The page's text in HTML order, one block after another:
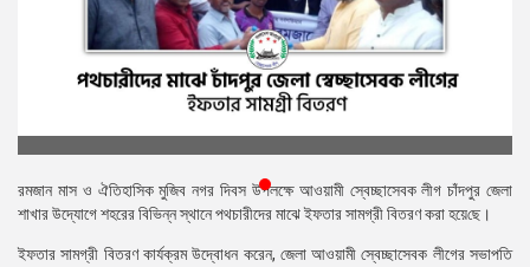
প্রেস
রিলিজ
রমজান মাস ও ঐ‌তিহা‌সিক মুজিব নগর দিবস উপলক্ষে আওয়ামী স্বেচ্ছাসেবক লীগ চাঁদপুর জেলা
শাখার উদ্যোগে শহরের বিভিন্ন স্থানে পথচারীদের মাঝে ইফতার সামগ্রী বিতরণ করা হয়ে‌ছে।
ইফতার সামগ্রী বিতরণ কার্যক্রম উদ্বোধন করেন, জেলা আওয়ামী স্বেচ্ছাসেবক লীগের সভাপতি